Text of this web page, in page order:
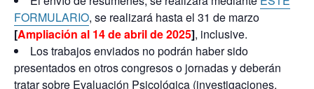
FORMULARIO, se realizará hasta el 31 de marzo
[Ampliación al 14 de abril de 2025], inclusive.
Los trabajos enviados no podrán haber sido
presentados en otros congresos o jornadas y deberán
tratar sobre Evaluación Psicológica (investigaciones,